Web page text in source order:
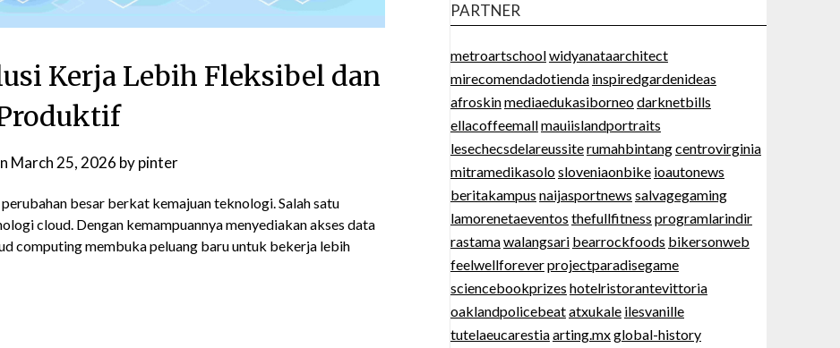
Kerja Lebih Fleksibel dan
March 25, 2026 bypinter
besar berkat kemajuan teknologi. Salah satu
cloud. Dengan kemampuannya menyediakan akses data
computing membuka peluang baru untuk bekerja lebih
PARTNER
metroartschoolwidyanataarchitect
mirecomendadotienda inspiredgardenideas
afroskinmediaedukasiborneodarknetbills
ellacoffeemallmauiislandportraits
lesechecsdelareussiterumahbintangcentrovirginia
mitramedikasolosloveniaonbike ioautonews
beritakampus naijasportnews salvagegaming
lamorenetaeventos thefullfitness programlarindir
rastamawalangsari bearrockfoods bikersonweb
feelwellforeverprojectparadisegame
sciencebookprizes hotelristorantevittoria
oaklandpolicebeatatxukale ilesvanille
tutelaeucarestiaarting.mxglobal-history